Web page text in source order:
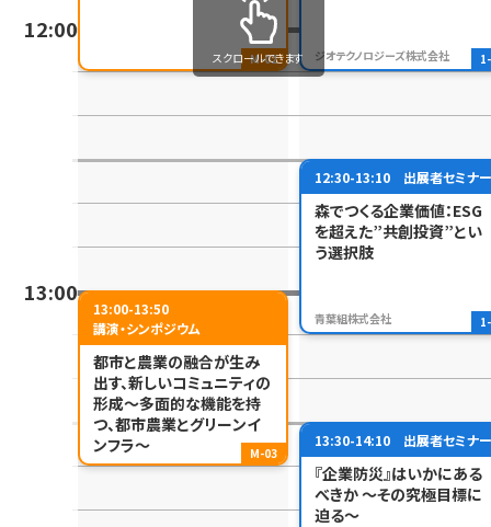
12:00
13:00
M-02 ジオテクノロジーズ株式会社
12:30-13:10 出展者セミナー
森でつくる企業価値：ESG
を超えた”共創投資”とい
う選択肢
青葉組株式会社
13:00-13:50
講演・シンポジウム
都市と農業の融合が生み
出す、新しいコミュニティの
形成～多面的な機能を持
つ、都市農業とグリーンイ
ンフラ～
M-03
13:30-14:10 出展者セミナー
『企業防災』はいかにある
べきか ～その究極目標に
迫る～
スクロールできます